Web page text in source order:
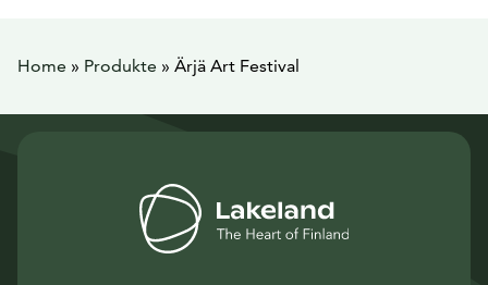
Home » Produkte » Ärjä Art Festival